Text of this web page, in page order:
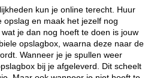
kun je online terecht. Huur
opslag en maak het jezelf nog
je dan nog hoeft te doen is jouw
opslagbox, waarna deze naar de
Wanneer je je spullen weer
bij je afgeleverd. Dit scheelt